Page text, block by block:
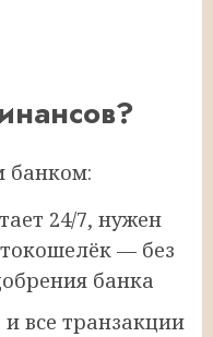
банком:
24/7, нужен
— без
банка
и все транзакции